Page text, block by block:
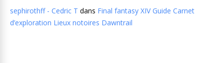
sephirothff - Cedric T dans Final fantasy XIV Guide Carnet
d’exploration Lieux notoires Dawntrail